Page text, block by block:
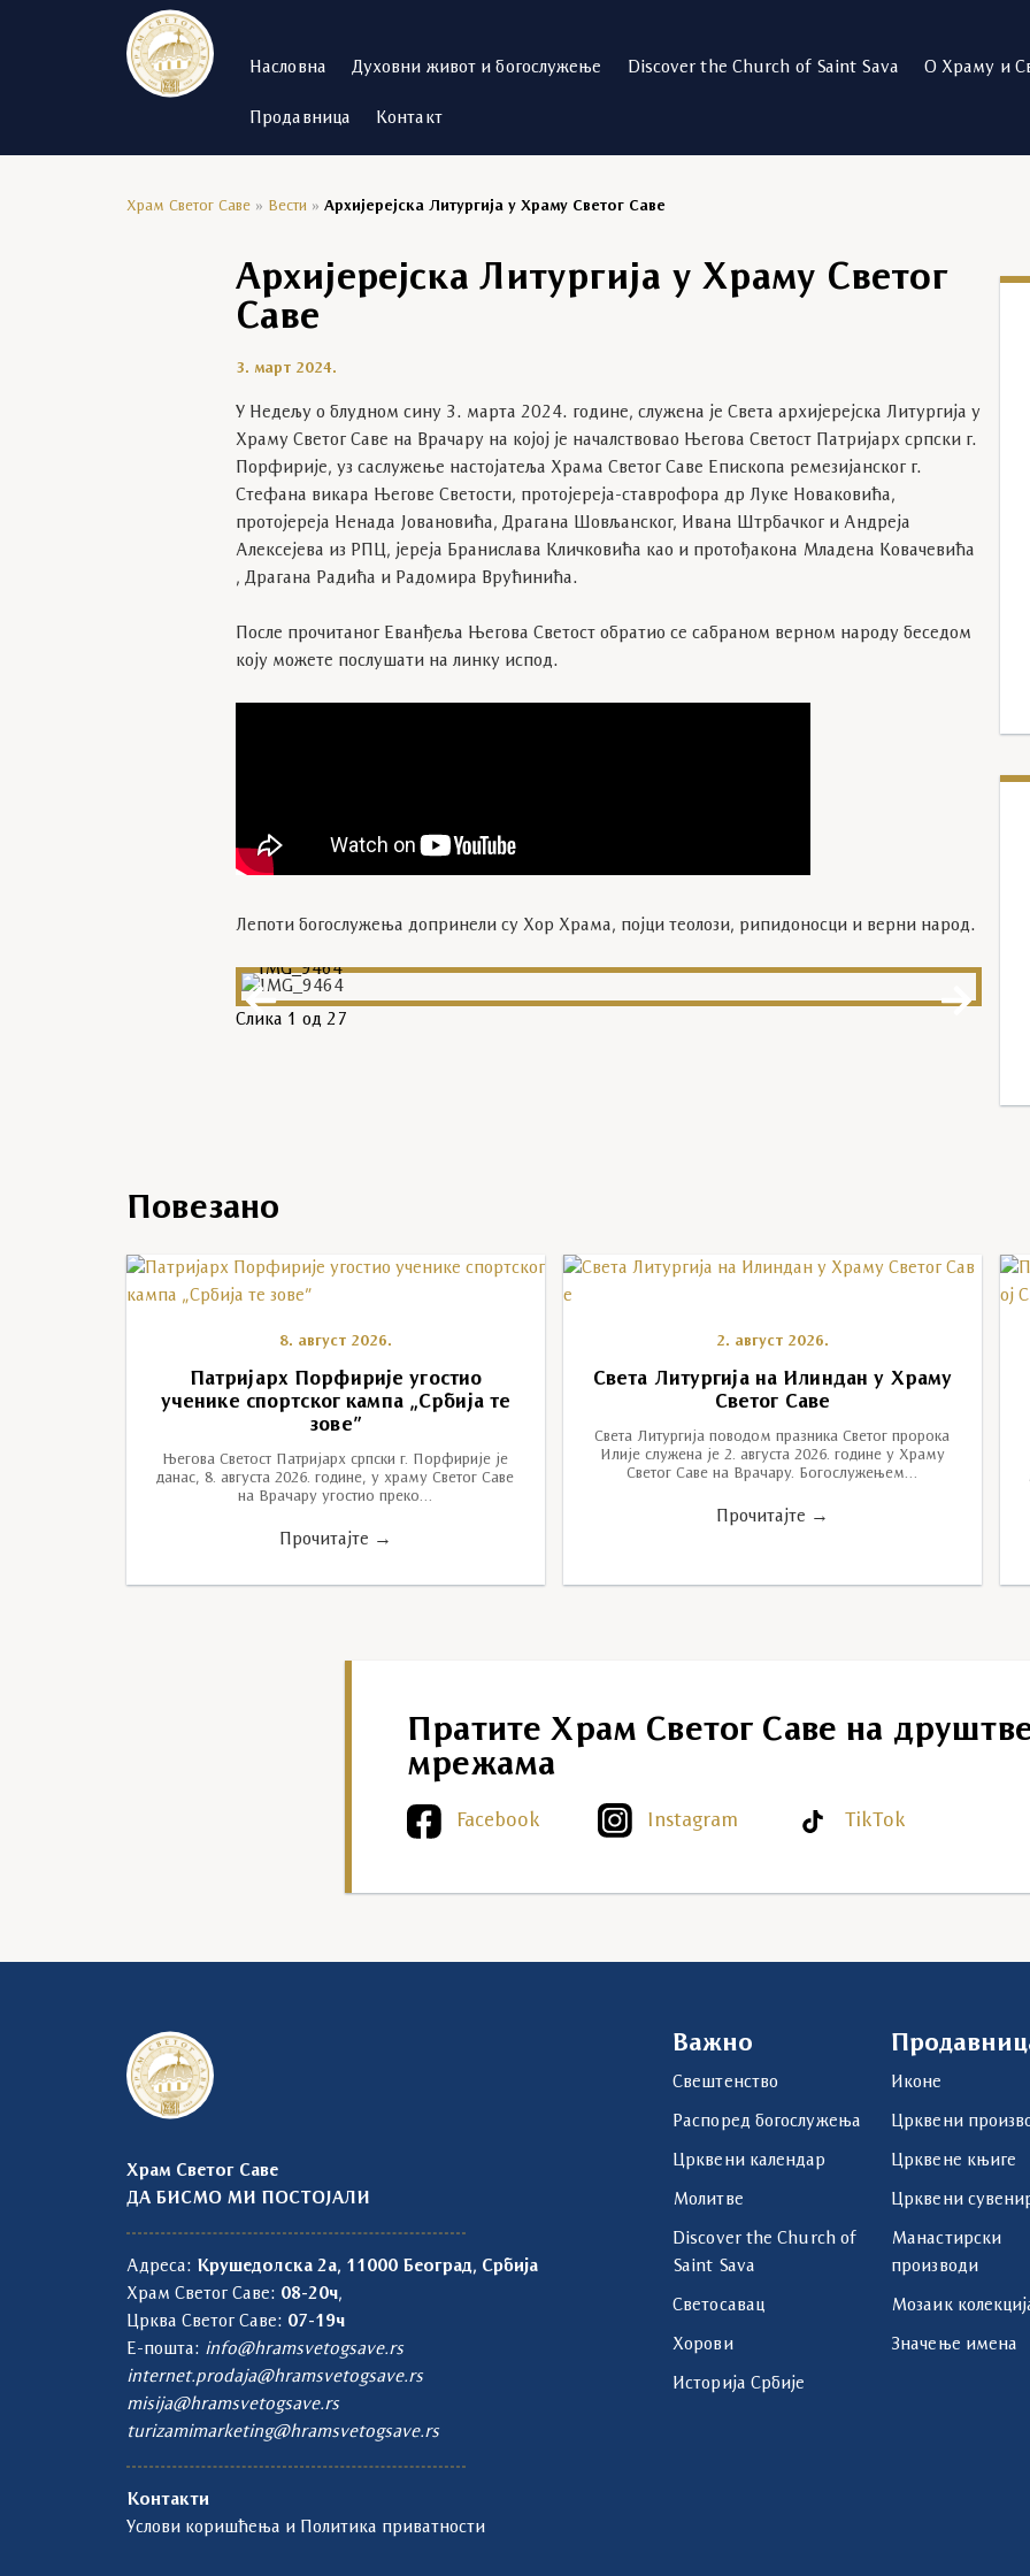
Насловна Духовни живот и богослужење Discover the Church of Saint Sava О Храму и
Продавница Контакт
Храм Светог Саве » Вести » Архијерејска Литургија у Храму Светог Саве
Архијерејска Литургија у Храму Светог
Саве
3. март 2024.
У Недељу о блудном сину 3. марта 2024. године, служена је Света архијерејска Литургија у
Храму Светог Саве на Врачару на којој је началствовао Његова Светост Патријарх српски г.
Порфирије, уз саслужење настојатеља Храма Светог Саве Епископа ремезијанског г.
Стефана викара Његове Светости, протојереја-ставрофора др Луке Новаковића,
протојереја Ненада Јовановића, Драгана Шовљанског, Ивана Штрбачког и Андреја
Алексејева из РПЦ, јереја Бранислава Кличковића као и протођакона Младена Ковачевића
, Драгана Радића и Радомира Врућинића.
После прочитаног Еванђеља Његова Светост обратио се сабраном верном народу беседом
коју можете послушати на линку испод.
Лепоти богослужења допринели су Хор Храма, појци теолози, рипидоносци и верни народ.
IMG_9464
Слика 1 од 27
Повезано
8. август 2026.
Патријарх Порфирије угостио
ученике спортског кампа „Србија те
зове”
Његова Светост Патријарх српски г. Порфирије је
данас, 8. августа 2026. године, у храму Светог Саве
на Врачару угостио преко…
Прочитајте →
2. август 2026.
Света Литургија на Илиндан у Храму
Светог Саве
Света Литургија поводом празника Светог пророка
Илије служена је 2. августа 2026. године у Храму
Светог Саве на Врачару. Богослужењем…
Прочитајте →
Пратите Храм Светог Саве на
мрежама
Facebook Instagram TikTok
Храм Светог Саве
ДА БИСМО МИ ПОСТОЈАЛИ
Адреса: Крушедолска 2а, 11000 Београд, Србија
Храм Светог Саве: 08-20ч,
Црква Светог Саве: 07-19ч
Е-пошта: info@hramsvetogsave.rs
internet.prodaja@hramsvetogsave.rs
misija@hramsvetogsave.rs
turizamimarketing@hramsvetogsave.rs
Контакти
Услови коришћења и Политика приватности
Важно
Свештенство
Распоред богослужења
Црквени календар
Молитве
Discover the Church of
Saint Sava
Светосавац
Хорови
Историја Србије
Иконе
Црквени
Црквене књиге
Црквени
Манастирски
производи
Мозаик
Значење имена